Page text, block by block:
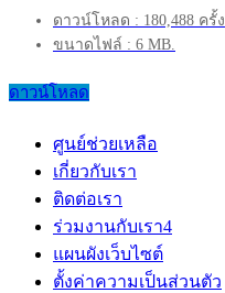
ดาวน์โหลด : 180,488 ครั้ง
ขนาดไฟล์ : 6 MB.
ดาวน์โหลด
ศูนย์ช่วยเหลือ
เกี่ยวกับเรา
ติดต่อเรา
ร่วมงานกับเรา4
แผนผังเว็บไซต์
ตั้งค่าความเป็นส่วนตัว